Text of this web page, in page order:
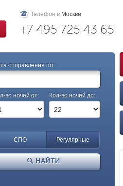
Телефон в Москве
+7 495 725 43 65
отправления по:
во ночей от: Кол-во ночей до:
СПО Регулярные
НАЙТИ